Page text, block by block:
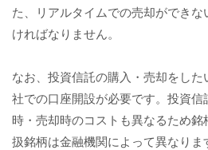
た、リアルタイムでの売却ができ
ければなりません。
なお、投資信託の購入・売却をし
社での口座開設が必要です。投資
時・売却時のコストも異なるため
扱銘柄は金融機関によって異なり